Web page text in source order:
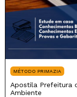
MÉTODO PRIMAZIA
Apostila Prefeitura
Ambiente